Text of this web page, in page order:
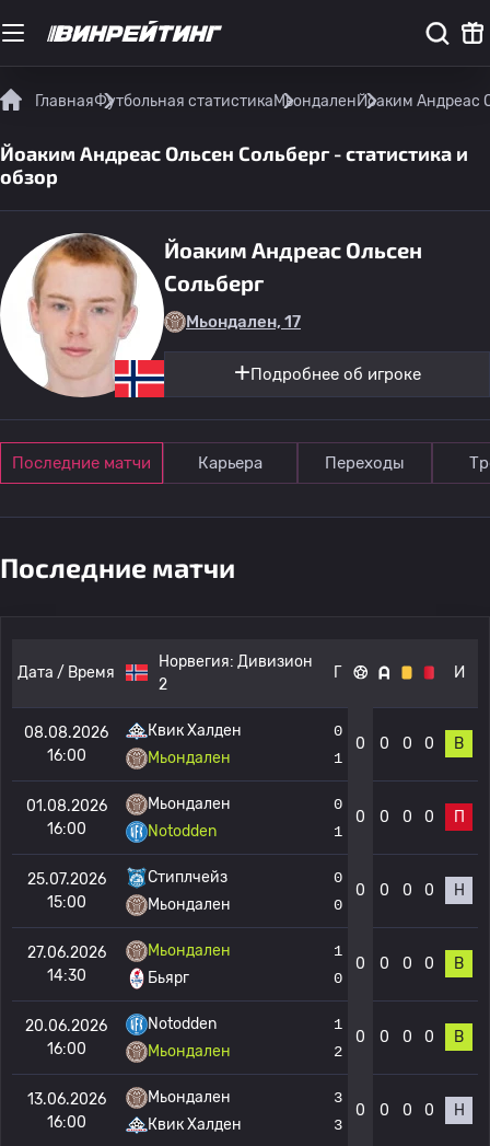
ГлавнаяФутбольная статистикаМьондаленЙоаким Андреас
Йоаким Андреас Ольсен Сольберг - статистика и
обзор
Йоаким Андреас Ольсен
Сольберг
Мьондален, 17
Подробнее об игроке
Последние матчи Карьера Переходы
Последние матчи
Дата / Время
Норвегия: Дивизион
2
Г И
08.08.2026
16:00
Квик Халден
Мьондален
0
1
0 0 0 0 В
01.08.2026
16:00
Мьондален
Notodden
0
1
0 0 0 0 П
25.07.2026
15:00
Стиплчейз
Мьондален
0
0
0 0 0 0 Н
27.06.2026
14:30
Мьондален
Бьярг
1
0
0 0 0 0 В
20.06.2026
16:00
Notodden
Мьондален
1
2
0 0 0 0 В
13.06.2026
16:00
Мьондален
Квик Халден
3
3
0 0 0 0 Н